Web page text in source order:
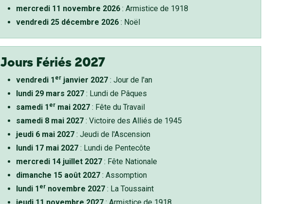
mercredi 11 novembre 2026: Armistice de 1918
vendredi 25 décembre 2026: Noël
Jours Fériés 2027
vendredi 1 erjanvier 2027: Jour de l'an
lundi 29 mars 2027: Lundi de Pâques
samedi 1 ermai 2027: Fête du Travail
samedi 8 mai 2027: Victoire des Alliés de 1945
jeudi 6 mai 2027: Jeudi de l'Ascension
lundi 17 mai 2027: Lundi de Pentecôte
mercredi 14 juillet 2027: Fête Nationale
dimanche 15 août 2027: Assomption
lundi 1 ernovembre 2027: La Toussaint
jeudi 11 novembre 2027: Armistice de 1918